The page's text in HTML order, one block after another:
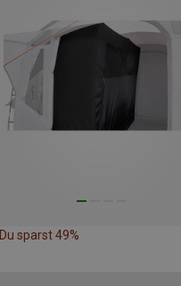
Du sparst 49%